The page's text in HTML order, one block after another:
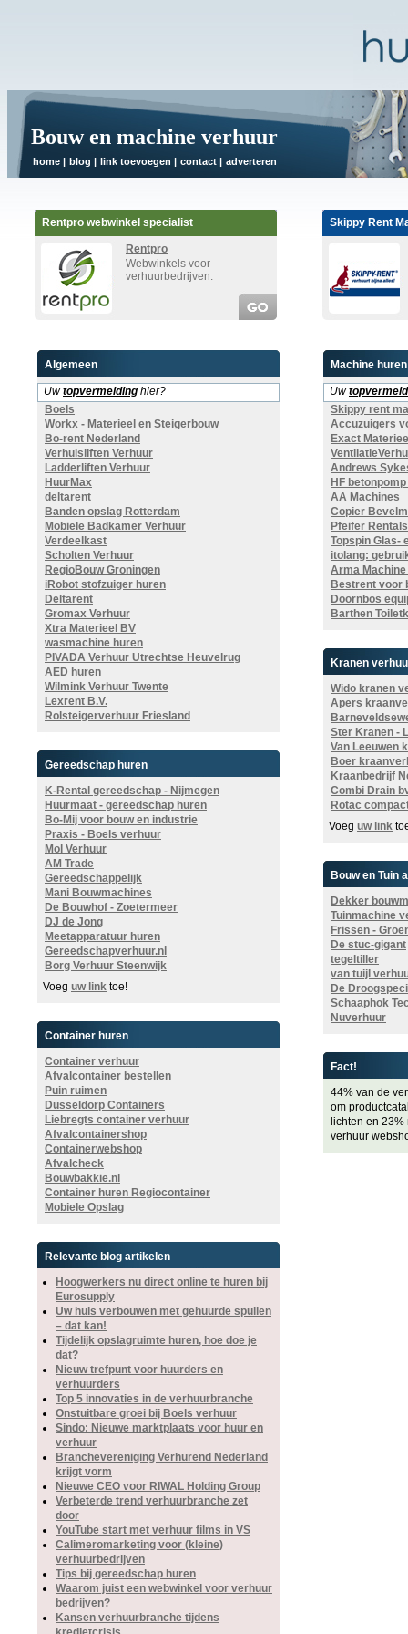
Bouw en machine verhuur
home | blog | link toevoegen | contact | adverteren
Rentpro webwinkel specialist
Rentpro
Webwinkels voor
verhuurbedrijven.
Skippy Rent
Algemeen
Uwtopvermelding hier?
Boels
Workx - Materieel en Steigerbouw
Bo-rent Nederland
Verhuisliften Verhuur
Ladderliften Verhuur
HuurMax
deltarent
Banden opslag Rotterdam
Mobiele Badkamer Verhuur
Verdeelkast
Scholten Verhuur
RegioBouw Groningen
iRobot stofzuiger huren
Deltarent
Gromax Verhuur
Xtra Materieel BV
wasmachine huren
PIVADA Verhuur Utrechtse Heuvelrug
AED huren
Wilmink Verhuur Twente
Lexrent B.V.
Rolsteigerverhuur Friesland
Gereedschap huren
K-Rental gereedschap - Nijmegen
Huurmaat - gereedschap huren
Bo-Mij voor bouw en industrie
Praxis - Boels verhuur
Mol Verhuur
AM Trade
Gereedschappelijk
Mani Bouwmachines
De Bouwhof - Zoetermeer
DJ de Jong
Meetapparatuur huren
Gereedschapverhuur.nl
Borg Verhuur Steenwijk
Voeg uw link toe!
Container huren
Container verhuur
Afvalcontainer bestellen
Puin ruimen
Dusseldorp Containers
Liebregts container verhuur
Afvalcontainershop
Containerwebshop
Afvalcheck
Bouwbakkie.nl
Container huren Regiocontainer
Mobiele Opslag
Relevante blog artikelen
Hoogwerkers nu direct online te huren bij
Eurosupply
Uw huis verbouwen met gehuurde spullen
– dat kan!
Tijdelijk opslagruimte huren, hoe doe je
dat?
Nieuw trefpunt voor huurders en
verhuurders
Top 5 innovaties in de verhuurbranche
Onstuitbare groei bij Boels verhuur
Sindo: Nieuwe marktplaats voor huur en
verhuur
Branchevereniging Verhurend Nederland
krijgt vorm
Nieuwe CEO voor RIWAL Holding Group
Verbeterde trend verhuurbranche zet
door
YouTube start met verhuur films in VS
Calimeromarketing voor (kleine)
verhuurbedrijven
Tips bij gereedschap huren
Waarom juist een webwinkel voor verhuur
bedrijven?
Kansen verhuurbranche tijdens
Machine huren
Uw
Skippy rent
Accuzuigers
Exact
Andrews
HF
AA Machines
Copier
Pfeifer
Topspin Glas-
itolang:
Arma
Bestrent voor
Doornbos
Barthen
Kranen
Wido kranen
Apers
Ster Kranen -
Van Leeuwen
Boer
Kraanbedrijf
Combi Drain
Rotac
Voeg uw link
Bouw en Tuin
Dekker
Tuinmachine
Frissen -
De stuc-gigant
tegeltiller
van tuijl
De
Schaaphok
Nuverhuur
Fact!
44% van de
om
lichten en
verhuur